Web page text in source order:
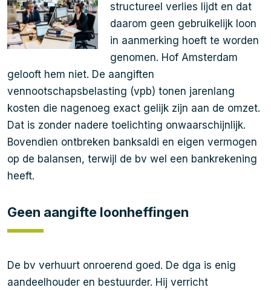
structureel verlies lijdt en dat
daarom geen gebruikelijk loon
in aanmerking hoeft te worden
genomen. Hof Amsterdam
gelooft hem niet. De aangiften
vennootschapsbelasting (vpb) tonen jarenlang
kosten die nagenoeg exact gelijk zijn aan de omzet.
Dat is zonder nadere toelichting onwaarschijnlijk.
Bovendien ontbreken banksaldi en eigen vermogen
op de balansen, terwijl de bv wel een bankrekening
heeft.
Geen aangifte loonheffingen
De bv verhuurt onroerend goed. De dga is enig
aandeelhouder en bestuurder. Hij verricht